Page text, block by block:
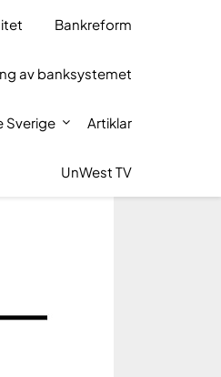
Bankreform
av banksystemet
Sverige Artiklar
UnWest TV